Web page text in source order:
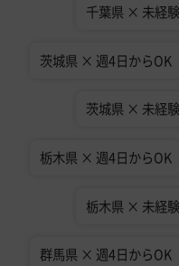
千葉県 × 未経
茨城県 × 週4日からOK
茨城県 × 未経
栃木県 × 週4日からOK
栃木県 × 未経
群馬県 × 週4日からOK